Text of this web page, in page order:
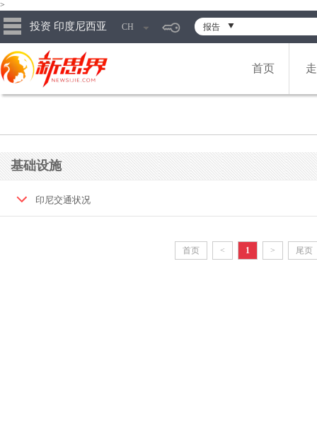
>
投资 印度尼西亚 CH 报告
首页
基础设施
印尼交通状况
首页 < 1 > 尾页